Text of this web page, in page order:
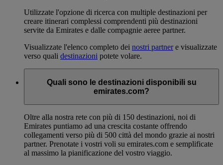
Utilizzate l'opzione di ricerca con multiple destinazioni per
creare itinerari complessi comprendenti più destinazioni
servite da Emirates e dalle compagnie aeree partner.
Visualizzate l'elenco completo dei nostri partnere visualizzate
verso quali destinazioni potete volare.
Quali sono le destinazioni disponibili su
emirates.com?
Oltre alla nostra rete con più di 150 destinazioni, noi di
Emirates puntiamo ad una crescita costante offrendo
collegamenti verso più di 500 città del mondo grazie ai nostri
partner. Prenotate i vostri voli su emirates.com e semplificate
al massimo la pianificazione del vostro viaggio.